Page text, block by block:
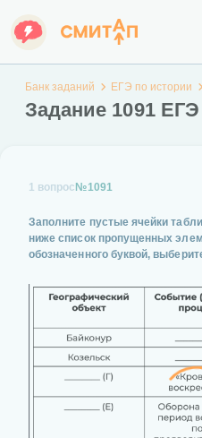
Банк заданий ЕГЭ по истории
Задание 1091
1 вопрос №1091
Заполните пустые ячейки
ниже список пропущенных
обозначенного буквой,